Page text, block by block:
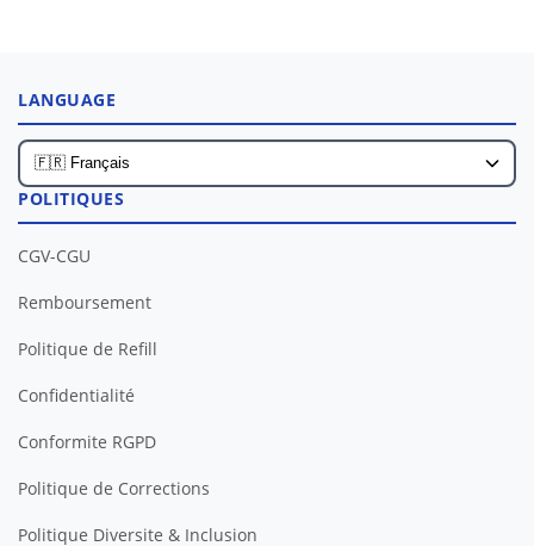
LANGUAGE
POLITIQUES
CGV-CGU
Remboursement
Politique de Refill
Confidentialité
Conformite RGPD
Politique de Corrections
Politique Diversite & Inclusion